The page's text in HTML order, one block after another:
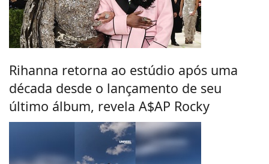
Rihanna retorna ao estúdio após uma
década desde o lançamento de seu
último álbum, revela A$AP Rocky